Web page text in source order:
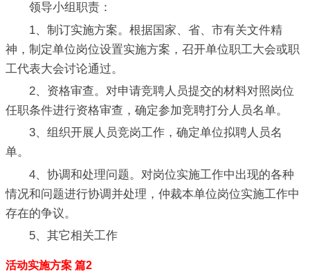
领导小组职责：
1、制订实施方案。根据国家、省、市有关文件精
神，制定单位岗位设置实施方案，召开单位职工大会或职
工代表大会讨论通过。
2、资格审查。对申请竞聘人员提交的材料对照岗位
任职条件进行资格审查，确定参加竞聘打分人员名单。
3、组织开展人员竞岗工作，确定单位拟聘人员名
单。
4、协调和处理问题。对岗位实施工作中出现的各种
情况和问题进行协调并处理，仲裁本单位岗位实施工作中
存在的争议。
5、其它相关工作
活动实施方案 篇2